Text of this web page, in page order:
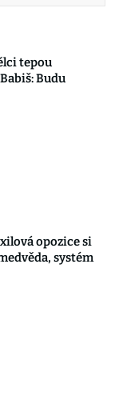
tepou
Budu
opozice si
systém